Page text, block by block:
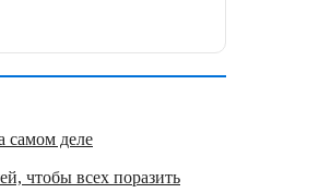
самом деле
чтобы всех поразить